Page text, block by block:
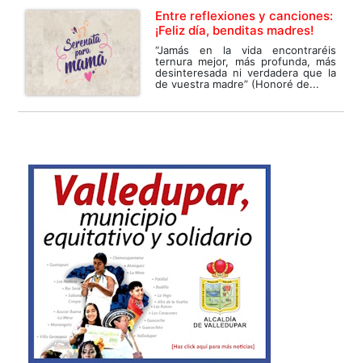
Entre reflexiones y canciones:
¡Feliz día, benditas madres!
“Jamás en la vida encontraréis
ternura mejor, más profunda, más
desinteresada ni verdadera que la
de vuestra madre” (Honoré de...